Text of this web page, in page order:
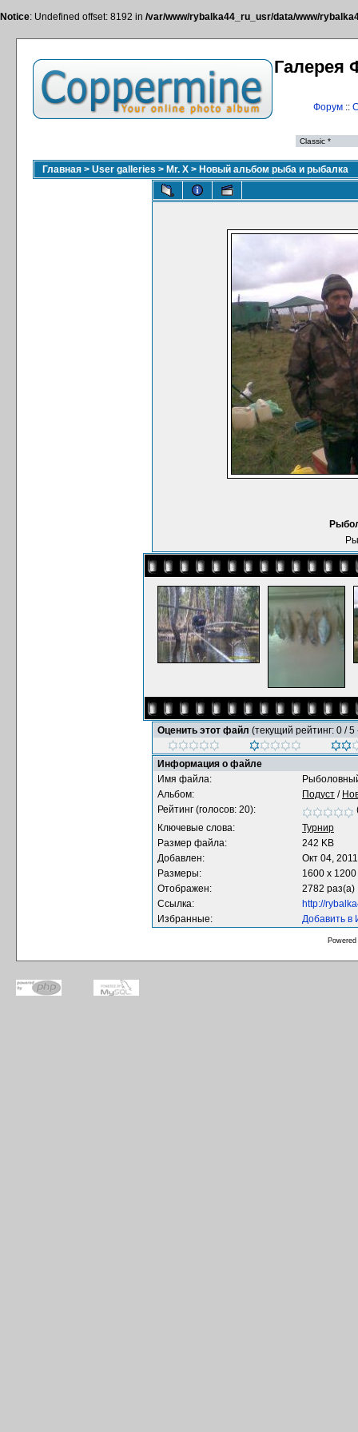
Notice: Undefined offset: 8192 in /var/www/rybalka44_ru_usr/data/www/
Галерея
Форум::
Главная > User galleries > Mr. X > Новый альбом рыба и рыбалка
Оценить этот файл (текущий рейтинг: 0 / 5
Информация о файле
Имя файла:
Альбом:
Подуст /
Рейтинг (голосов: 20):
Ключевые слова:
Турнир
Размер файла:
242 KB
Добавлен:
Окт 04, 2011
Размеры:
1600 x
Отображен:
2782 раз(а)
Ссылка:
http://
Избранные:
Добавить в